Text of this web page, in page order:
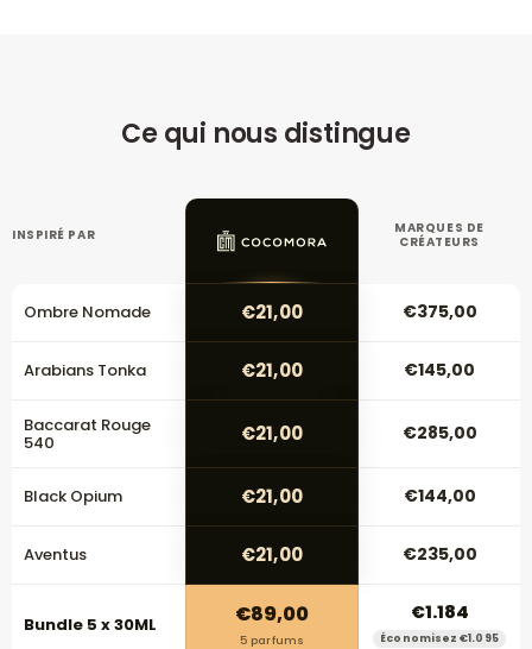
Ce qui nous distingue
INSPIRÉ PAR
MARQUES DE
CRÉATEURS
Ombre Nomade €21,00 €375,00
Arabians Tonka €21,00 €145,00
Baccarat Rouge
540 €21,00 €285,00
Black Opium €21,00 €144,00
Aventus €21,00 €235,00
Bundle 5 x 30ML €89,00
5 parfums
€1.184
Économisez €1.095